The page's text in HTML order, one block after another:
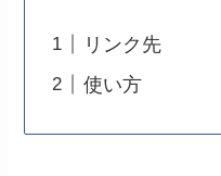
リンク先
使い方